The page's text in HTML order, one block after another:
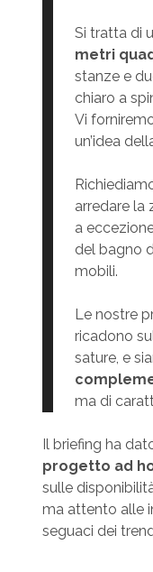
Si tratta di
metri
stanze e
chiaro a
Vi
un’idea
arredare la
a
del bagno
mobili.
Le nostre
ricadono
sature, e
ma di
Il briefing ha
progetto ad
sulle
ma attento alle
seguaci dei